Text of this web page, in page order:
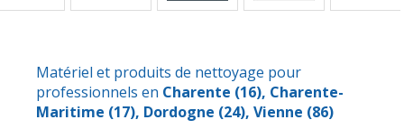
Matériel et produits de nettoyage pour
professionnels en Charente (16), Charente-
Maritime (17), Dordogne (24), Vienne (86)